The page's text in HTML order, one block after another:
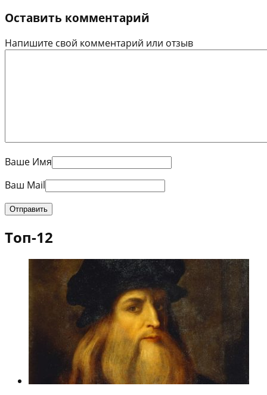
Оставить комментарий
Напишите свой комментарий или отзыв
Ваше Имя
Ваш Mail
Топ-12